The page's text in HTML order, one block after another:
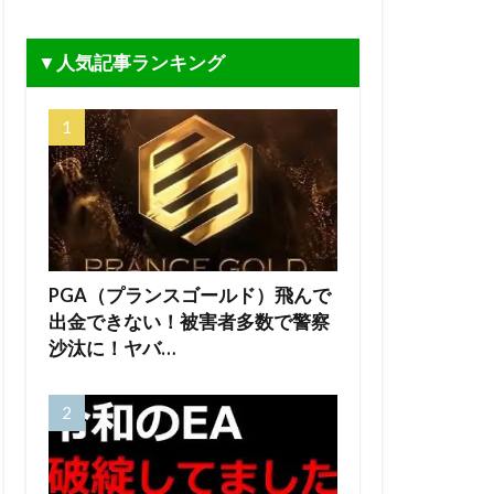
▼人気記事ランキング
PGA（プランスゴールド）飛んで
出金できない！被害者多数で警察
沙汰に！ヤバ…